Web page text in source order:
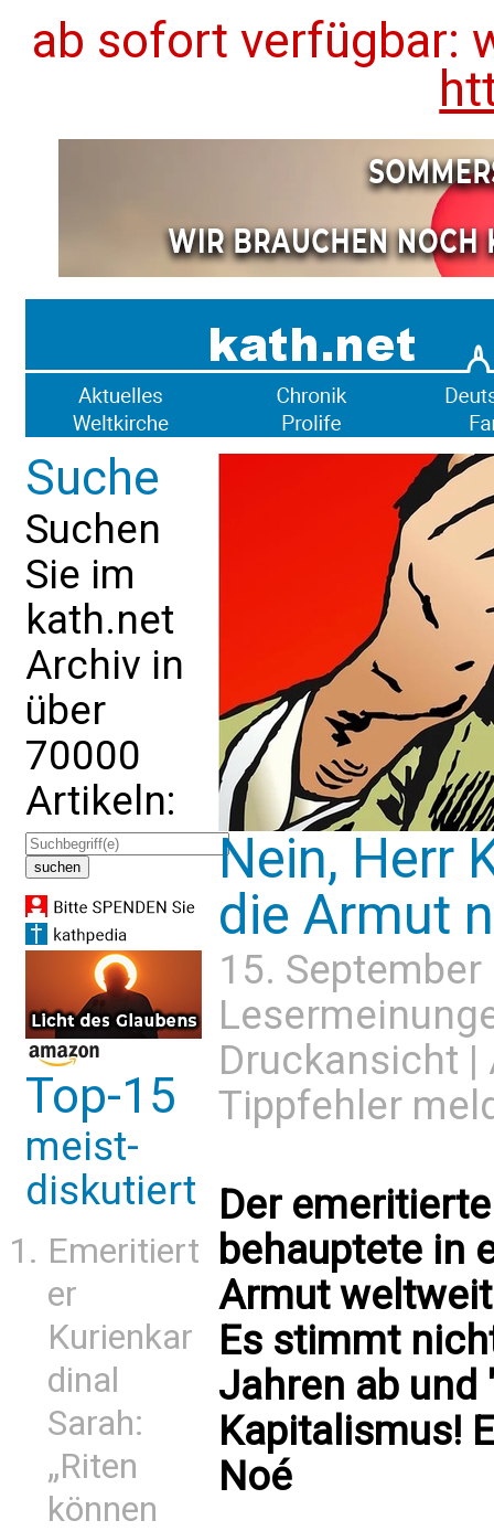
ab sofort verfügbar:
Suche
Suchen
Sie im
kath.net
Archiv in
über
70000
Artikeln:
Top-15
meist-
diskutiert
Emeritiert
er
Kurienkar
dinal
Sarah:
„Riten
können
Nein, Herr
die Armut
15.
Druckansicht |
Tippfehler
Der
behauptete in
Armut
Es stimmt
Jahren ab und
Kapitalismus!
Noé